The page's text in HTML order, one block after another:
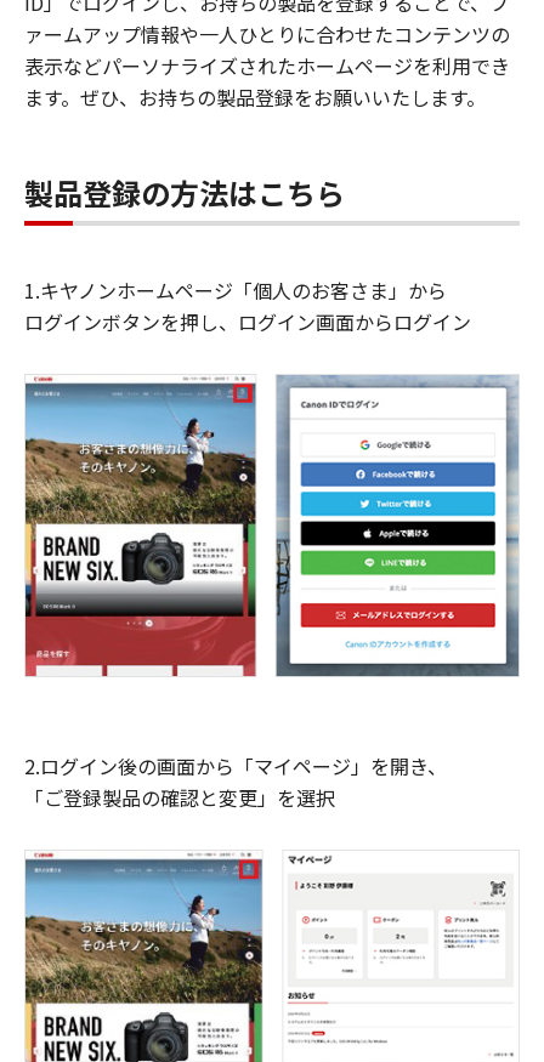
ァームアップ情報や一人ひとりに合わせたコンテンツの
表示などパーソナライズされたホームページを利用でき
ます。ぜひ、お持ちの製品登録をお願いいたします。
製品登録の方法はこちら
1.キヤノンホームページ「個人のお客さま」から
ログインボタンを押し、ログイン画面からログイン
2.ログイン後の画面から「マイページ」を開き、
「ご登録製品の確認と変更」を選択